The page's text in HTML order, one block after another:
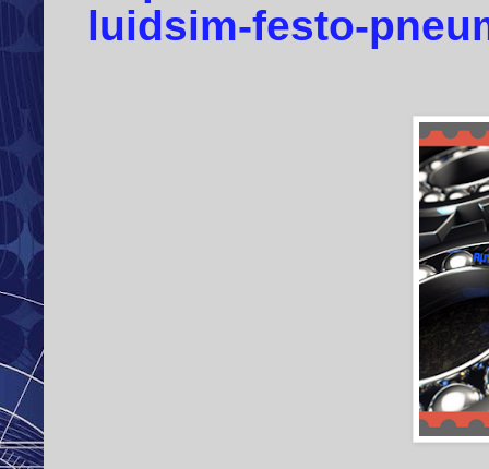
luidsim-festo-